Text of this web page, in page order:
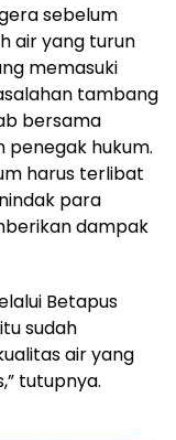
sebelum
air yang turun
memasuki
tambang
bersama
hukum.
harus terlibat
para
dampak
Betapus
sudah
air yang
tutupnya.